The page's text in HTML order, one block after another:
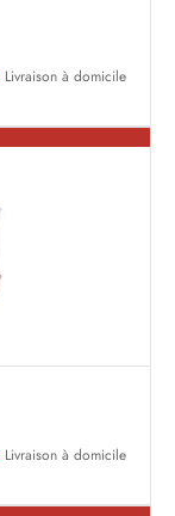
Livraison à domicile
Livraison à domicile